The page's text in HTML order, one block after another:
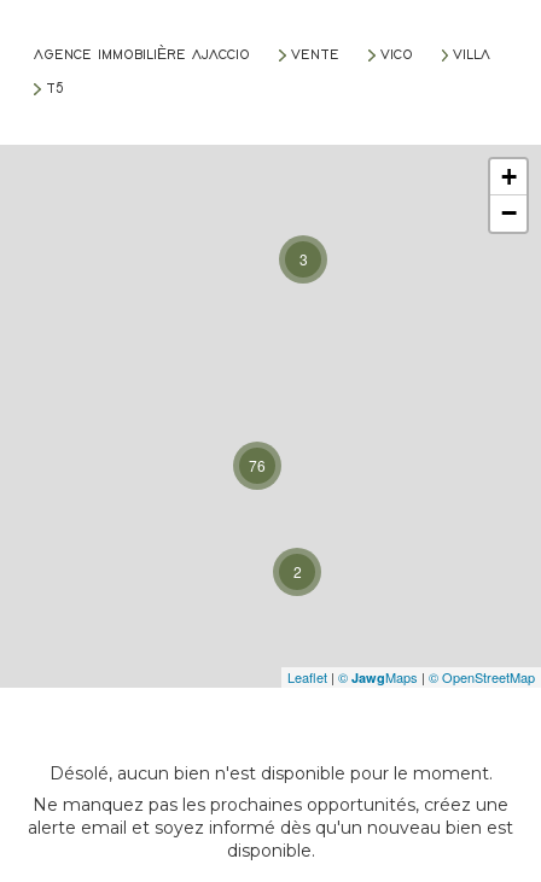
AGENCE IMMOBILIÈRE AJACCIO VENTE VICO VILLA
T5
3
2
76
+
−
Leaflet | © JawgMaps | © OpenStreetMap
Désolé, aucun bien n'est disponible pour le moment.
Ne manquez pas les prochaines opportunités, créez une
alerte email et soyez informé dès qu'un nouveau bien est
disponible.